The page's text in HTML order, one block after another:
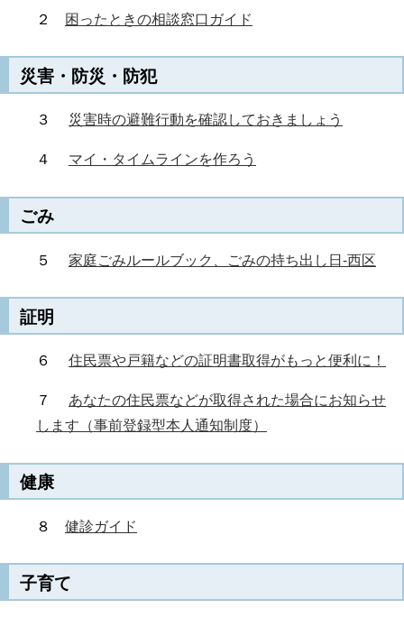
２ 困ったときの相談窓口ガイド
災害・防災・防犯
３ 災害時の避難行動を確認しておきましょう
４ マイ・タイムラインを作ろう
ごみ
５ 家庭ごみルールブック、ごみの持ち出し日-西区
証明
６ 住民票や戸籍などの証明書取得がもっと便利に！
７ あなたの住民票などが取得された場合にお知らせ
します（事前登録型本人通知制度）
健康
８ 健診ガイド
子育て